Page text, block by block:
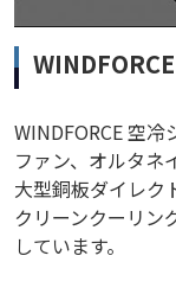
WINDFORCE 空
ファン、オルタネ
大型銅板ダイレク
クリーンクーリン
しています。